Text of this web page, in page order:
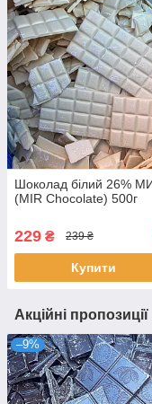
Шоколад білий 26%
(MIR Chocolate) 500г
229 ₴ 239 ₴
Купити
Акційні
–9%